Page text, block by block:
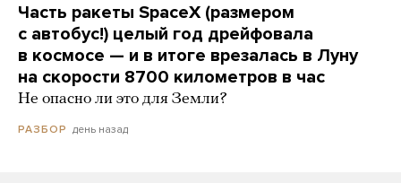
Часть ракеты SpaceX (размером
с автобус!) целый год дрейфовала
в космосе — и в итоге врезалась в Луну
на скорости 8700 километров в час
Не опасно ли это для Земли?
РАЗБОР день назад